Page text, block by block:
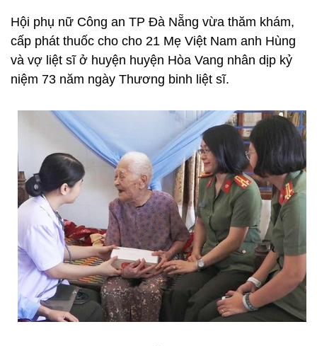
Hội phụ nữ Công an TP Đà Nẵng vừa thăm khám,
cấp phát thuốc cho cho 21 Mẹ Việt Nam anh Hùng
và vợ liệt sĩ ở huyện huyện Hòa Vang nhân dịp kỷ
niệm 73 năm ngày Thương binh liệt sĩ.